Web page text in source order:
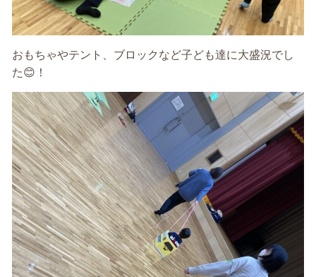
おもちゃやテント、ブロックなど子ども達に大盛況でし
た😊 ！